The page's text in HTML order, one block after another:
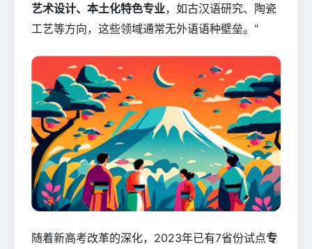
艺术设计、本土化特色专业，如古汉语研究、陶瓷
工艺等方向，这些领域通常无外语语种壁垒。"
随着新高考改革的深化，2023年已有7省份试点专